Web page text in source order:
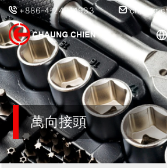
+886-4-24914933
萬向接頭